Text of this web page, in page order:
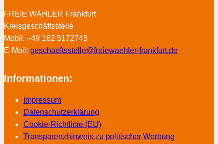
FREIE WÄHLER Frankfurt
Kreisgeschäftsstelle
Mobil: +49 162 5172745
E-Mail: geschaeftsstelle@freiewaehler-frankfurt.de
Informationen:
Impressum
Datenschutzerklärung
Cookie-Richtlinie (EU)
Transparenzhinweis zu politischer Werbung